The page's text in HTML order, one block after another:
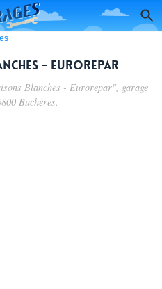
- Eurorepar
Blanches - Eurorepar", garage
Buchères.